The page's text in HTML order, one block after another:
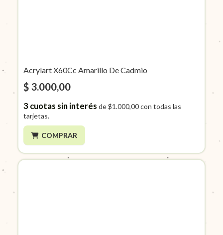
Acrylart X60Cc Amarillo De Cadmio
$ 3.000,00
3cuotas sin interés de$1.000,00con todas las
tarjetas.
COMPRAR